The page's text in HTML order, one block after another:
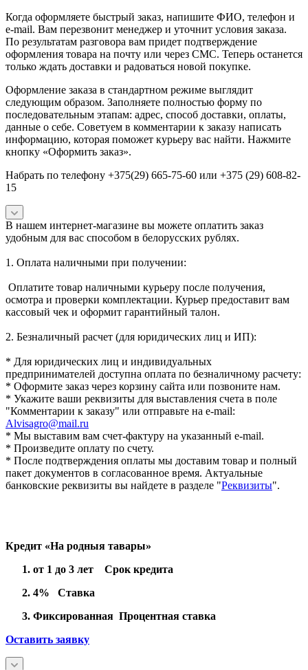
Когда оформляете быстрый заказ, напишите ФИО, телефон и
e-mail. Вам перезвонит менеджер и уточнит условия заказа.
По результатам разговора вам придет подтверждение
оформления товара на почту или через СМС. Теперь останется
только ждать доставки и радоваться новой покупке.
Оформление заказа в стандартном режиме выглядит
следующим образом. Заполняете полностью форму по
последовательным этапам: адрес, способ доставки, оплаты,
данные о себе. Советуем в комментарии к заказу написать
информацию, которая поможет курьеру вас найти. Нажмите
кнопку «Оформить заказ».
Набрать по телефону +375(29) 665-75-60 или +375 (29) 608-82-
15
В нашем интернет-магазине вы можете оплатить заказ
удобным для вас способом в белорусских рублях.
1. Оплата наличными при получении:
Оплатите товар наличными курьеру после получения,
осмотра и проверки комплектации. Курьер предоставит вам
кассовый чек и оформит гарантийный талон.
2. Безналичный расчет (для юридических лиц и ИП):
* Для юридических лиц и индивидуальных
предпринимателей доступна оплата по безналичному расчету:
* Оформите заказ через корзину сайта или позвоните нам.
* Укажите ваши реквизиты для выставления счета в поле
"Комментарии к заказу" или отправьте на e-mail:
Alvisagro@mail.ru
* Мы выставим вам счет-фактуру на указанный e-mail.
* Произведите оплату по счету.
* После подтверждения оплаты мы доставим товар и полный
пакет документов в согласованное время. Актуальные
банковские реквизиты вы найдете в разделе "Реквизиты".
Кредит «На родныя тавары»
от 1 до 3 лет Срок кредита
4% Ставка
Фиксированная Процентная ставка
Оставить заявку